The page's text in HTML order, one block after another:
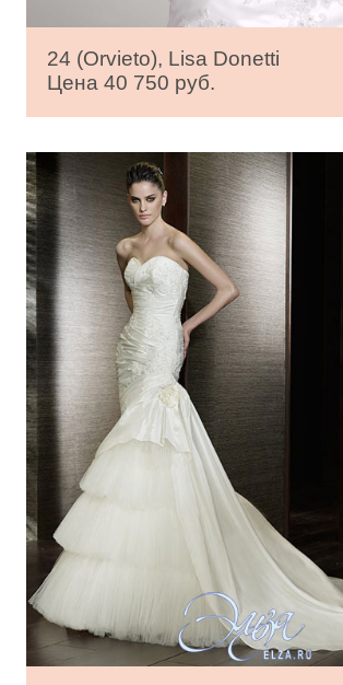
24 (Orvieto), Lisa Donetti
Цена 40 750 руб.